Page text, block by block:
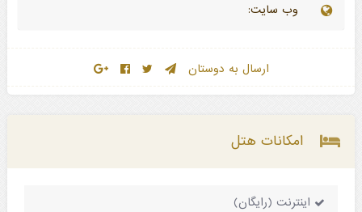
وب سایت:
ارسال به دوستان
امکانات هتل
اینترنت (رایگان)